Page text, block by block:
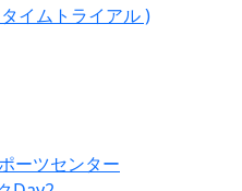
イムトライアル )
ーツセンター